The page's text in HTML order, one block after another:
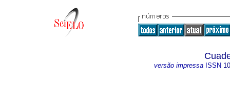
versão impressa ISSN